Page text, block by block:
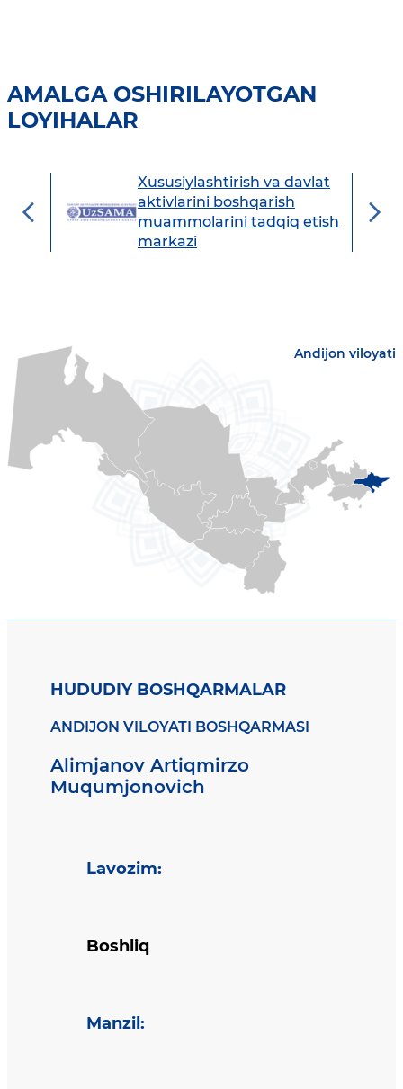
AMALGA OSHIRILAYOTGAN
LOYIHALAR
Xususiylashtirish va davlat
aktivlarini boshqarish
muammolarini tadqiq etish
markazi
Andijon viloyati
HUDUDIY BOSHQARMALAR
ANDIJON VILOYATI BOSHQARMASI
Alimjanov Artiqmirzo
Muqumjonovich
Lavozim:
Boshliq
Manzil :